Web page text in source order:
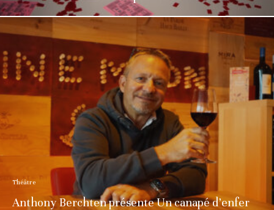
Théâtre
Anthony Berchten présente Un canapé d’enfer